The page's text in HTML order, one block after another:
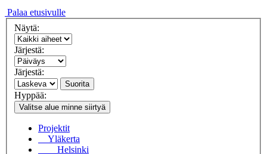
Palaa etusivulle
Näytä:
Järjestä:
Järjestä:
Suorita
Hyppää:
Valitse alue minne siirtyä
Projektit
Yläkerta
Helsinki